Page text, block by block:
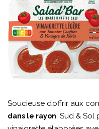
Soucieuse d’offrir aux
dans le rayon, Sud & Sol